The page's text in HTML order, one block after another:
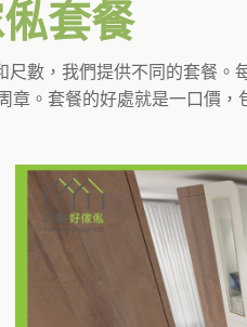
套餐
數，我們提供不同的套餐。
。套餐的好處就是一口價，